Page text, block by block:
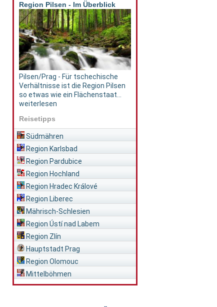
Region Pilsen - Im Überblick
Pilsen/Prag - Für tschechische
Verhältnisse ist die Region Pilsen
so etwas wie ein Flächenstaat...
weiterlesen
Reisetipps
Südmähren
Region Karlsbad
Region Pardubice
Region Hochland
Region Hradec Králové
Region Liberec
Mährisch-Schlesien
Region Ústí nad Labem
Region Zlín
Hauptstadt Prag
Region Olomouc
Mittelböhmen